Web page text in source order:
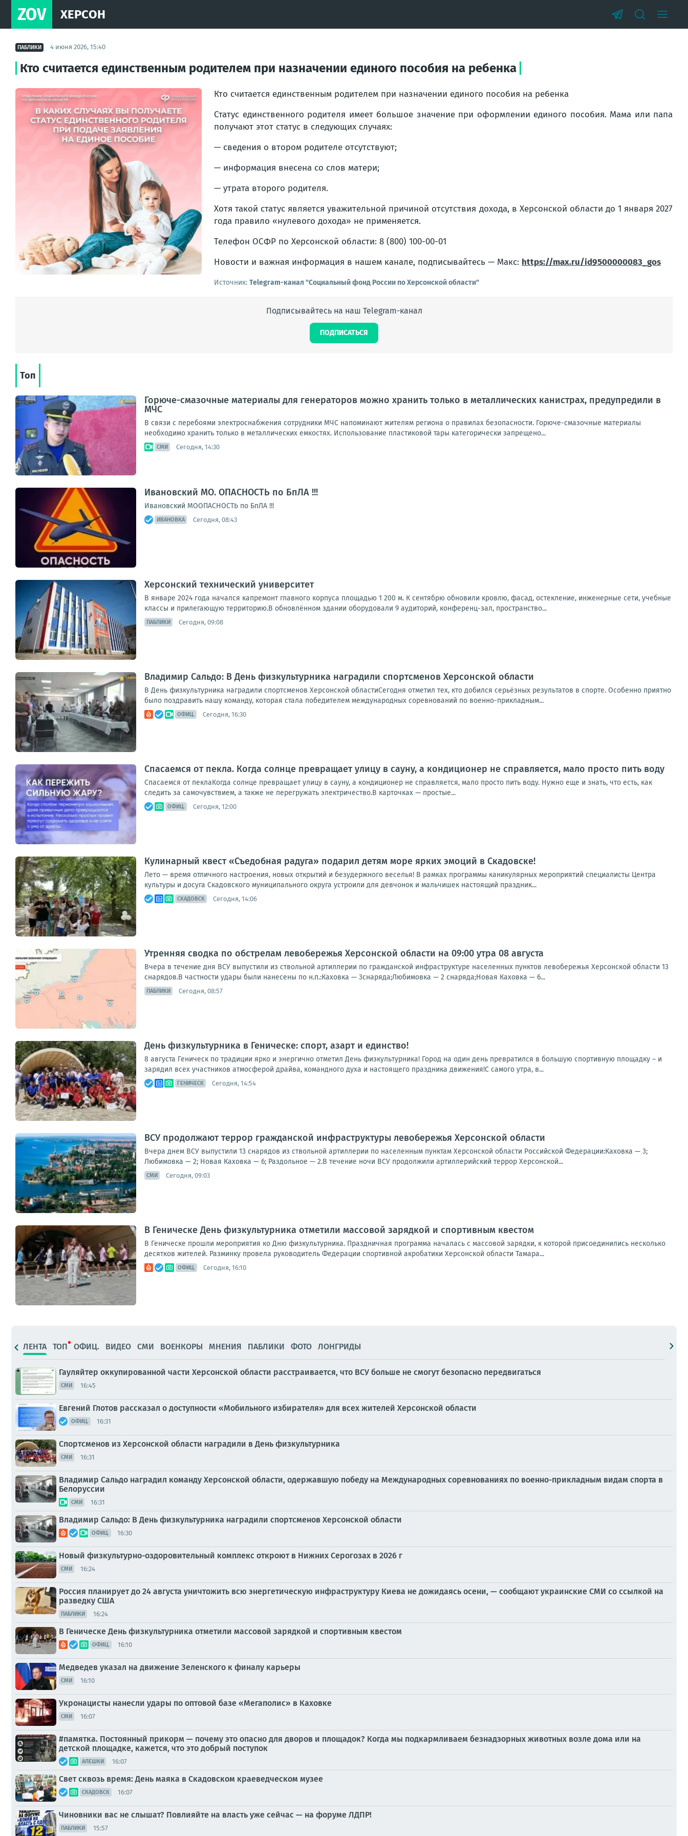
ZOV ХЕРСОН
ПАБЛИКИ 4 июня 2026, 15:40
Кто считается единственным родителем при назначении единого пособия на ребенка
Кто считается единственным родителем при назначении единого пособия на ребенка
Статус единственного родителя имеет большое значение при оформлении единого пособия. Мама или папа
получают этот статус в следующих случаях:
— сведения о втором родителе отсутствуют;
— информация внесена со слов матери;
— утрата второго родителя.
Хотя такой статус является уважительной причиной отсутствия дохода, в Херсонской области до 1 января 2027
года правило «нулевого дохода» не применяется.
Телефон ОСФР по Херсонской области: 8 (800) 100-00-01
Новости и важная информация в нашем канале, подписывайтесь — Макс: https://max.ru/id9500000083_gos
Источник: Telegram-канал "Социальный фонд России по Херсонской области"
Подписывайтесь на наш Telegram-канал
ПОДПИСАТЬСЯ
Топ
Горюче-смазочные материалы для генераторов можно хранить только в металлических канистрах, предупредили в
МЧС
В связи с перебоями электроснабжения сотрудники МЧС напоминают жителям региона о правилах безопасности. Горюче-смазочные материалы
необходимо хранить только в металлических емкостях. Использование пластиковой тары категорически запрещено...
СМИ Сегодня, 14:30
Ивановский МО. ОПАСНОСТЬ по БпЛА !!!
Ивановский МООПАСНОСТЬ по БпЛА !!!
ИВАНОВКА Сегодня, 08:43
Херсонский технический университет
В январе 2024 года начался капремонт главного корпуса площадью 1 200 м. К сентябрю обновили кровлю, фасад, остекление, инженерные сети, учебные
классы и прилегающую территорию.В обновлённом здании оборудовали 9 аудиторий, конференц-зал, пространство...
ПАБЛИКИ Сегодня, 09:08
Владимир Сальдо: В День физкультурника наградили спортсменов Херсонской области
В День физкультурника наградили спортсменов Херсонской областиСегодня отметил тех, кто добился серьёзных результатов в спорте. Особенно приятно
было поздравить нашу команду, которая стала победителем международных соревнований по военно-прикладным...
ОФИЦ. Сегодня, 16:30
Спасаемся от пекла. Когда солнце превращает улицу в сауну, а кондиционер не справляется, мало просто пить воду
Спасаемся от пеклаКогда солнце превращает улицу в сауну, а кондиционер не справляется, мало просто пить воду. Нужно еще и знать, что есть, как
следить за самочувствием, а также не перегружать электричество.В карточках — простые...
ОФИЦ. Сегодня, 12:00
Кулинарный квест «Съедобная радуга» подарил детям море ярких эмоций в Скадовске!
Лето — время отличного настроения, новых открытий и безудержного веселья! В рамках программы каникулярных мероприятий специалисты Центра
культуры и досуга Скадовского муниципального округа устроили для девчонок и мальчишек настоящий праздник...
СКАДОВСК Сегодня, 14:06
Утренняя сводка по обстрелам левобережья Херсонской области на 09:00 утра 08 августа
Вчера в течение дня ВСУ выпустили из ствольной артиллерии по гражданской инфраструктуре населенных пунктов левобережья Херсонской области 13
снарядов.В частности удары были нанесены по н.п.:Каховка — 3снаряда;Любимовка — 2 снаряда;Новая Каховка — 6...
ПАБЛИКИ Сегодня, 08:57
День физкультурника в Геническе: спорт, азарт и единство!
8 августа Геническ по традиции ярко и энергично отметил День физкультурника! Город на один день превратился в большую спортивную площадку – и
зарядил всех участников атмосферой драйва, командного духа и настоящего праздника движения!С самого утра, в...
ГЕНИЧЕСК Сегодня, 14:54
ВСУ продолжают террор гражданской инфраструктуры левобережья Херсонской области
Вчера днем ВСУ выпустили 13 снарядов из ствольной артиллерии по населенным пунктам Херсонской области Российской Федерации:Каховка — 3;
Любимовка — 2; Новая Каховка — 6; Раздольное — 2.В течение ночи ВСУ продолжили артиллерийский террор Херсонской...
СМИ Сегодня, 09:03
В Геническе День физкультурника отметили массовой зарядкой и спортивным квестом
В Геническе прошли мероприятия ко Дню физкультурника. Праздничная программа началась с массовой зарядки, к которой присоединились несколько
десятков жителей. Разминку провела руководитель Федерации спортивной акробатики Херсонской области Тамара...
ОФИЦ. Сегодня, 16:10
ЛЕНТА ТОП ОФИЦ. ВИДЕО СМИ ВОЕНКОРЫ МНЕНИЯ ПАБЛИКИ ФОТО ЛОНГРИДЫ
Гауляйтер оккупированной части Херсонской области расстраивается, что ВСУ больше не смогут безопасно передвигаться
СМИ 16:45
Евгений Глотов рассказал о доступности «Мобильного избирателя» для всех жителей Херсонской области
ОФИЦ. 16:31
Спортсменов из Херсонской области наградили в День физкультурника
СМИ 16:31
Владимир Сальдо наградил команду Херсонской области, одержавшую победу на Международных соревнованиях по военно-прикладным видам спорта в
Белоруссии
СМИ 16:31
Владимир Сальдо: В День физкультурника наградили спортсменов Херсонской области
ОФИЦ. 16:30
Новый физкультурно-оздоровительный комплекс откроют в Нижних Серогозах в 2026 г
СМИ 16:24
Россия планирует до 24 августа уничтожить всю энергетическую инфраструктуру Киева не дожидаясь осени, — сообщают украинские СМИ со ссылкой на
разведку США
ПАБЛИКИ 16:24
В Геническе День физкультурника отметили массовой зарядкой и спортивным квестом
ОФИЦ. 16:10
Медведев указал на движение Зеленского к финалу карьеры
СМИ 16:10
Укронацисты нанесли удары по оптовой базе «Мегаполис» в Каховке
СМИ 16:07
#памятка. Постоянный прикорм — почему это опасно для дворов и площадок? Когда мы подкармливаем безнадзорных животных возле дома или на
детской площадке, кажется, что это добрый поступок
АЛЕШКИ 16:07
Свет сквозь время: День маяка в Скадовском краеведческом музее
СКАДОВСК 16:07
Чиновники вас не слышат? Повлияйте на власть уже сейчас — на форуме ЛДПР!
ПАБЛИКИ 15:57